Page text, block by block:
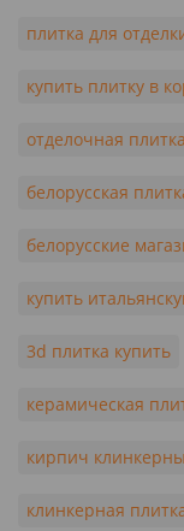
плитка для
купить плитку в
отделочная
белорусская
белорусские
купить
3d плитка купить
керамическая
кирпич
клинкерная